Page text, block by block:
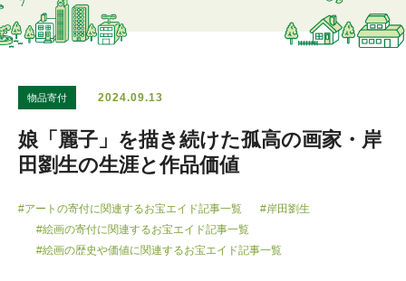
物品寄付 2024.09.13
娘「麗子」を描き続けた孤高の画家・岸
田劉生の生涯と作品価値
#アートの寄付に関連するお宝エイド記事一覧
#岸田劉生
#絵画の寄付に関連するお宝エイド記事一覧
#絵画の歴史や価値に関連するお宝エイド記事一覧